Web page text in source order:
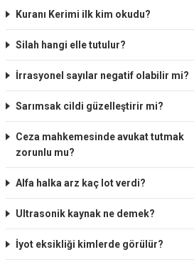
Kuranı Kerimi ilk kim okudu?
Silah hangi elle tutulur?
İrrasyonel sayılar negatif olabilir mi?
Sarımsak cildi güzelleştirir mi?
Ceza mahkemesinde avukat tutmak
zorunlu mu?
Alfa halka arz kaç lot verdi?
Ultrasonik kaynak ne demek?
İyot eksikliği kimlerde görülür?